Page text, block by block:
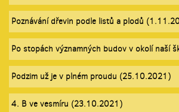
Poznávání dřevin podle listů a plodů
Po stopách významných budov v okolí naší
Podzim už je v plném proudu (25.10.2021)
4. B ve vesmíru (23.10.2021)